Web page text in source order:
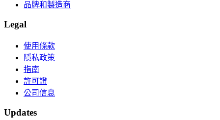
品牌和製造商
Legal
使用條款
隱私政策
指南
許可證
公司信息
Updates